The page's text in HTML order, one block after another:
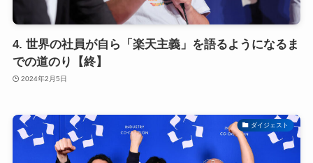
4. 世界の社員が自ら「楽天主義」を語るようになるま
での道のり【終】
2024年2月5日
ダイジェスト